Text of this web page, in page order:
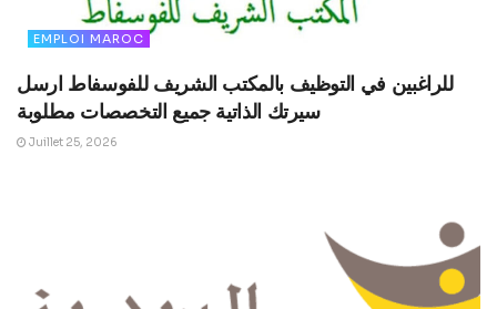
EMPLOI MAROC
للراغبين في التوظيف بالمكتب الشريف للفوسفاط ارسل
سيرتك الذاتية جميع التخصصات مطلوبة
Juillet 25, 2026